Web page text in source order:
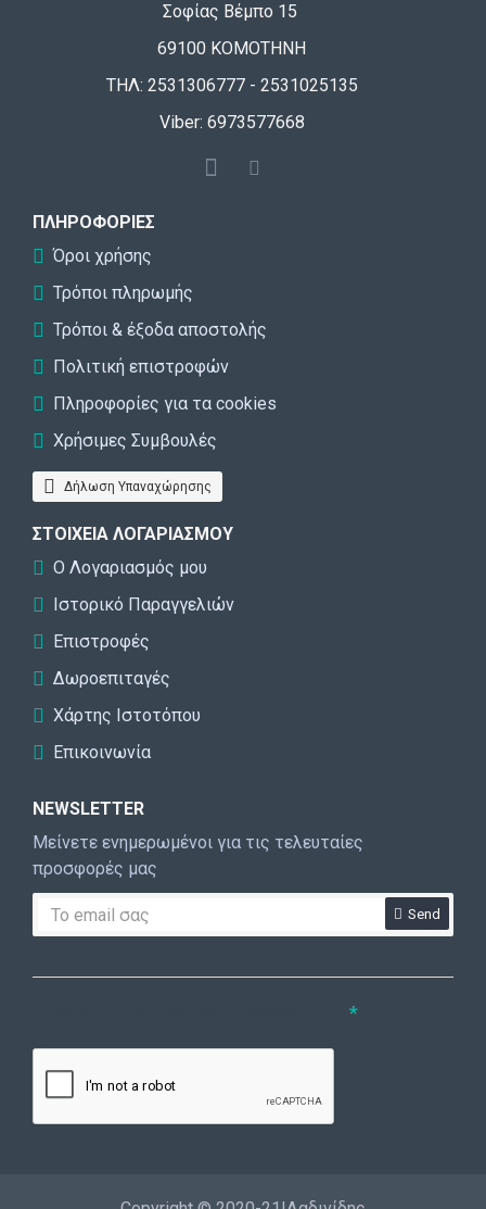
Σοφίας Βέμπο 15
69100 ΚΟΜΟΤΗΝΗ
ΤΗΛ: 2531306777 - 2531025135
Viber: 6973577668
ΠΛΗΡΟΦΟΡΊΕΣ
Όροι χρήσης
Τρόποι πληρωμής
Τρόποι & έξοδα αποστολής
Πολιτική επιστροφών
Πληροφορίες για τα cookies
Χρήσιμες Συμβουλές
Δήλωση Υπαναχώρησης
ΣΤΟΙΧΕΊΑ ΛΟΓΑΡΙΑΣΜΟΎ
Ο Λογαριασμός μου
Ιστορικό Παραγγελιών
Επιστροφές
Δωροεπιταγές
Χάρτης Ιστοτόπου
Επικοινωνία
NEWSLETTER
Μείνετε ενημερωμένοι για τις τελευταίες
προσφορές μας
Send